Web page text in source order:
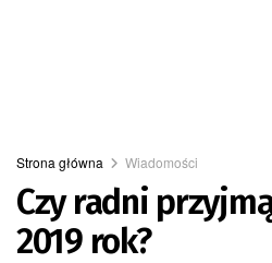
Strona główna Wiadomości
Czy radni
2019 rok?